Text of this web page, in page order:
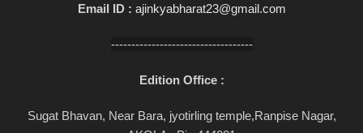
Email ID : ajinkyabharat23@gmail.com
-----------------------------------
Edition Office :
Sugat Bhavan, Near Bara, jyotirling temple,Ranpise Nagar,